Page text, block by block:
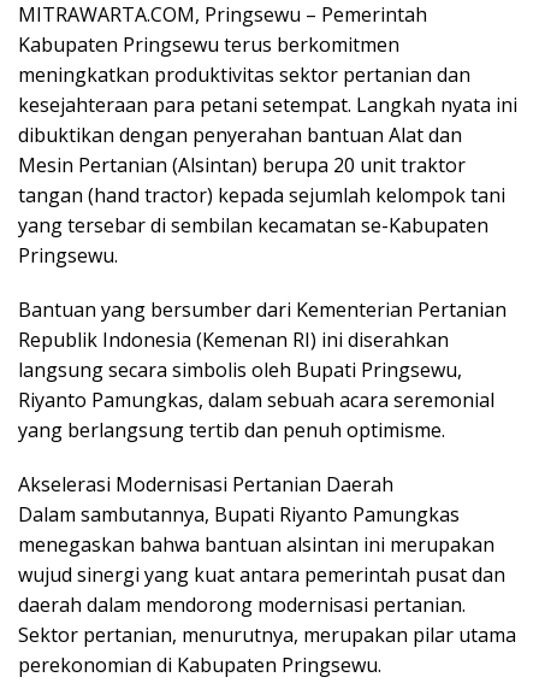
MITRAWARTA.COM, Pringsewu – Pemerintah
Kabupaten Pringsewu terus berkomitmen
meningkatkan produktivitas sektor pertanian dan
kesejahteraan para petani setempat. Langkah nyata ini
dibuktikan dengan penyerahan bantuan Alat dan
Mesin Pertanian (Alsintan) berupa 20 unit traktor
tangan (hand tractor) kepada sejumlah kelompok tani
yang tersebar di sembilan kecamatan se-Kabupaten
Pringsewu.
Bantuan yang bersumber dari Kementerian Pertanian
Republik Indonesia (Kemenan RI) ini diserahkan
langsung secara simbolis oleh Bupati Pringsewu,
Riyanto Pamungkas, dalam sebuah acara seremonial
yang berlangsung tertib dan penuh optimisme.
Akselerasi Modernisasi Pertanian Daerah
Dalam sambutannya, Bupati Riyanto Pamungkas
menegaskan bahwa bantuan alsintan ini merupakan
wujud sinergi yang kuat antara pemerintah pusat dan
daerah dalam mendorong modernisasi pertanian.
Sektor pertanian, menurutnya, merupakan pilar utama
perekonomian di Kabupaten Pringsewu.